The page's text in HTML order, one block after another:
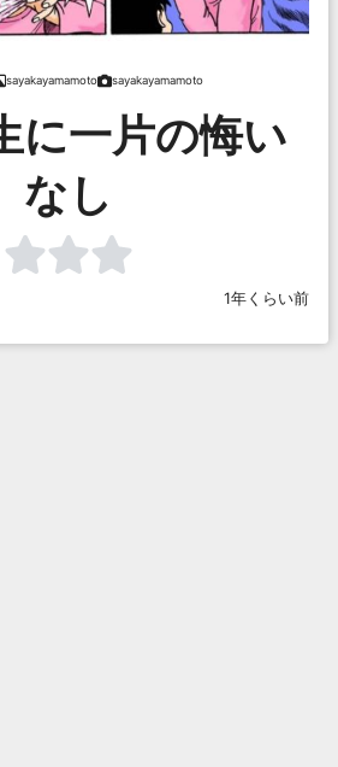
sayakayamamoto sayakayamamoto
に一片の悔い
なし
1年くらい前